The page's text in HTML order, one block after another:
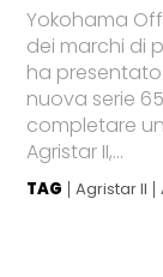
Yokohama
dei marchi di
ha
nuova serie
completare
Agristar II,...
TAG Agristar II